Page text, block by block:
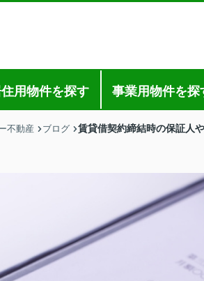
用物件を探す 事業用物件を探
不動産 ブログ 賃貸借契約締結時の保証人